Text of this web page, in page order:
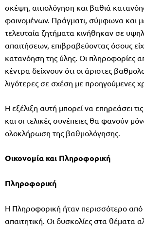
σκέψη, αιτιολόγηση και βαθιά
φαινομένων. Πράγματι, σύμφωνα και
τελευταία ζητήματα κινήθηκαν σε
απαιτήσεων, επιβραβεύοντας όσους
κατανόηση της ύλης. Οι πληροφορίες
κέντρα δείχνουν ότι οι άριστες
λιγότερες σε σχέση με προηγούμενες
Η εξέλιξη αυτή μπορεί να επηρεάσει
και οι τελικές συνέπειες θα φανούν
ολοκλήρωση της βαθμολόγησης.
Οικονομία και Πληροφορική
Πληροφορική
Η Πληροφορική ήταν περισσότερο
απαιτητική. Οι δυσκολίες στα θέματα